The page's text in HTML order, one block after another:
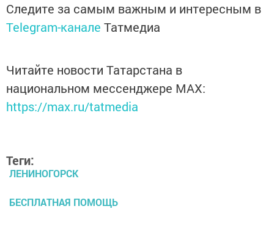
Следите за самым важным и интересным в
Telegram-канале Татмедиа
Читайте новости Татарстана в
национальном мессенджере MАХ:
https://max.ru/tatmedia
Теги:
ЛЕНИНОГОРСК
БЕСПЛАТНАЯ ПОМОЩЬ